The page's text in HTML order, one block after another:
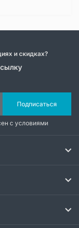
и скидках?
Подписаться
с условиями